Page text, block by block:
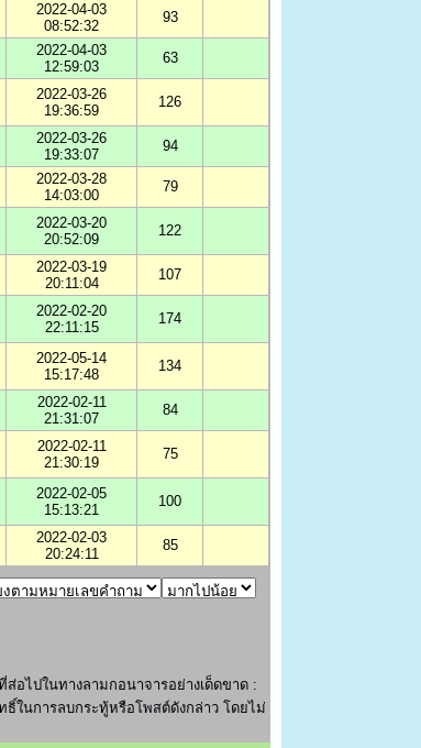
2022-04-03
08:52:32
93
2022-04-03
12:59:03
63
2022-03-26
19:36:59
126
2022-03-26
19:33:07
94
2022-03-28
14:03:00
79
2022-03-20
20:52:09
122
2022-03-19
20:11:04
107
2022-02-20
22:11:15
174
2022-05-14
15:17:48
134
2022-02-11
21:31:07
84
2022-02-11
21:30:19
75
2022-02-05
15:13:21
100
2022-02-03
20:24:11
85
อไปในทางลามกอนาจารอย่างเด็ดขาด :
ในการลบกระทู้หรือโพสต์ดังกล่าว โดยไม่